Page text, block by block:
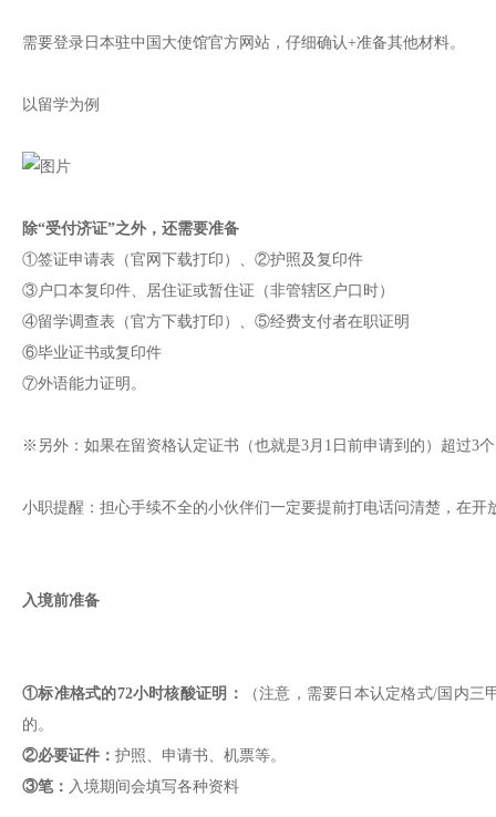
需要登录日本驻中国大使馆官方网站，仔细确认+准备其他材料。
以留学为例
除“受付济证”之外，还需要准备
①签证申请表（官网下载打印）、②护照及复印件
③户口本复印件、居住证或暂住证（非管辖区户口时）
④留学调查表（官方下载打印）、⑤经费支付者在职证明
⑥毕业证书或复印件
⑦外语能力证明。
※另外：如果在留资格认定证书（也就是3月1日前申请到的）超过3
小职提醒：担心手续不全的小伙伴们一定要提前打电话问清楚，在
入境前准备
①标准格式的72小时核酸证明：
（注意，需要日本认定格式/国内
的。
②必要证件： 护照、申请书、机票等。
③笔： 入境期间会填写各种资料